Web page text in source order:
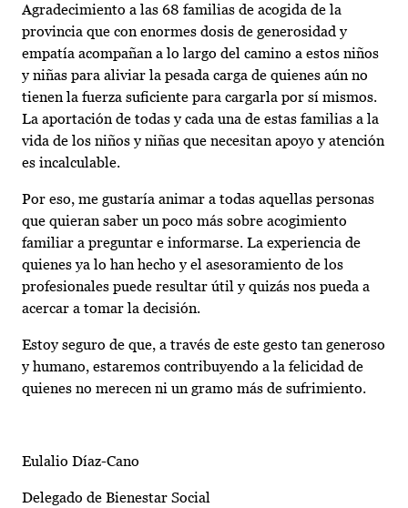
Agradecimiento a las 68 familias de acogida de la
provincia que con enormes dosis de generosidad y
empatía acompañan a lo largo del camino a estos niños
y niñas para aliviar la pesada carga de quienes aún no
tienen la fuerza suficiente para cargarla por sí mismos.
La aportación de todas y cada una de estas familias a la
vida de los niños y niñas que necesitan apoyo y atención
es incalculable.
Por eso, me gustaría animar a todas aquellas personas
que quieran saber un poco más sobre acogimiento
familiar a preguntar e informarse. La experiencia de
quienes ya lo han hecho y el asesoramiento de los
profesionales puede resultar útil y quizás nos pueda a
acercar a tomar la decisión.
Estoy seguro de que, a través de este gesto tan generoso
y humano, estaremos contribuyendo a la felicidad de
quienes no merecen ni un gramo más de sufrimiento.
Eulalio Díaz-Cano
Delegado de Bienestar Social